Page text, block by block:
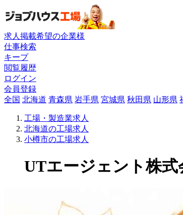
求人掲載希望の企業様
仕事検索
キープ
閲覧履歴
ログイン
会員登録
全国 北海道 青森県 岩手県 宮城県 秋田県 山形県
工場・製造業求人
北海道の工場求人
小樽市の工場求人
UTエージェント株式